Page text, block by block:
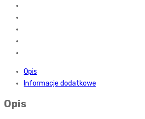
Opis
Informacje dodatkowe
Opis